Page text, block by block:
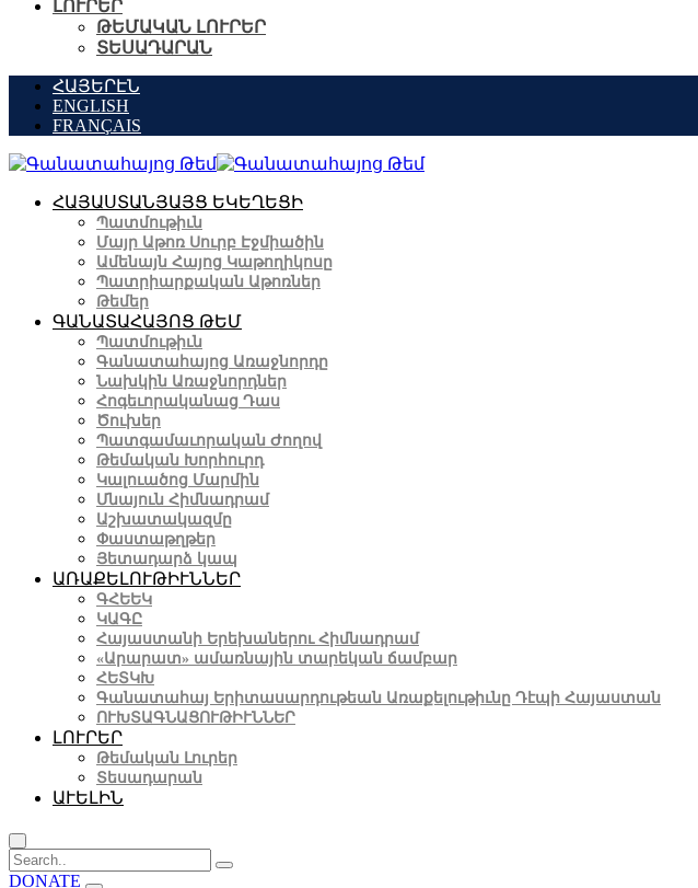
ԼՈՒՐԵՐ
ԹԵՄԱԿԱՆ ԼՈՒՐԵՐ
ՏԵՍԱԴԱՐԱՆ
ՀԱՅԵՐԷՆ
ENGLISH
FRANÇAIS
ՀԱՅԱՍՏԱՆՅԱՅՑ ԵԿԵՂԵՑԻ
Պատմութիւն
Մայր Աթոռ Սուրբ Էջմիածին
Ամենայն Հայոց Կաթողիկոսը
Պատրիարքական Աթոռներ
Թեմեր
ԳԱՆԱՏԱՀԱՅՈՑ ԹԵՄ
Պատմութիւն
Գանատահայոց Առաջնորդը
Նախկին Առաջնորդներ
Հոգեւորականաց Դաս
Ծուխեր
Պատգամաւորական Ժողով
Թեմական Խորհուրդ
Կալուածոց Մարմին
Մնայուն Հիմնադրամ
Աշխատակազմը
Փաստաթղթեր
Յետադարձ կապ
ԱՌԱՔԵԼՈՒԹԻՒՆՆԵՐ
ԳՀԵԵԿ
ԿԱԳԸ
Հայաստանի Երեխաներու Հիմնադրամ
«Արարատ» ամառնային տարեկան ճամբար
ՀԵՏԿԽ
Գանատահայ Երիտասարդութեան Առաքելութիւնը Դէպի Հայաստան
ՈՒԽՏԱԳՆԱՑՈՒԹԻՒՆՆԵՐ
ԼՈՒՐԵՐ
Թեմական Լուրեր
Տեսադարան
ԱՒԵԼԻՆ
DONATE